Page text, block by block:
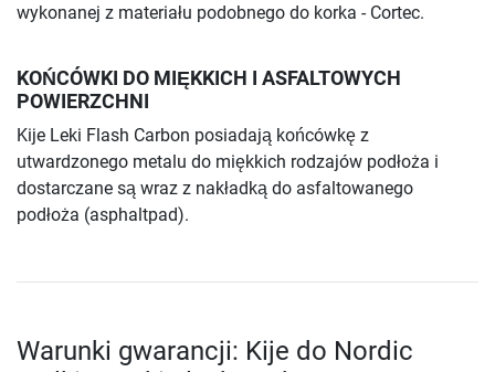
wykonanej z materiału podobnego do korka - Cortec.
KOŃCÓWKI DO MIĘKKICH I ASFALTOWYCH
POWIERZCHNI
Kije Leki Flash Carbon posiadają końcówkę z
utwardzonego metalu do miękkich rodzajów podłoża i
dostarczane są wraz z nakładką do asfaltowanego
podłoża (asphaltpad).
Warunki gwarancji: Kije do Nordic